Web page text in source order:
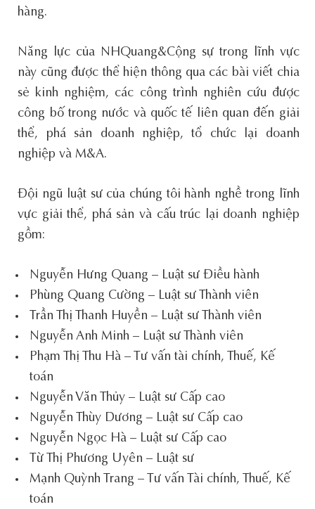
hàng.
Năng lực của NHQuang&Cộng sự trong lĩnh vực
này cũng được thể hiện thông qua các bài viết chia
sẻ kinh nghiệm, các công trình nghiên cứu được
công bố trong nước và quốc tế liên quan đến giải
thể, phá sản doanh nghiệp, tổ chức lại doanh
nghiệp và M&A.
Đội ngũ luật sư của chúng tôi hành nghề trong lĩnh
vực giải thể, phá sản và cấu trúc lại doanh nghiệp
gồm:
Nguyễn Hưng Quang – Luật sư Điều hành
Phùng Quang Cường – Luật sư Thành viên
Trần Thị Thanh Huyền – Luật sư Thành viên
Nguyễn Anh Minh – Luật sư Thành viên
Phạm Thị Thu Hà – Tư vấn tài chính, Thuế, Kế
toán
Nguyễn Văn Thủy – Luật sư Cấp cao
Nguyễn Thùy Dương – Luật sư Cấp cao
Nguyễn Ngọc Hà – Luật sư Cấp cao
Từ Thị Phương Uyên – Luật sư
Mạnh Quỳnh Trang – Tư vấn Tài chính, Thuế, Kế
toán